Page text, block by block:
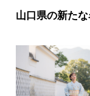
山口県の新た